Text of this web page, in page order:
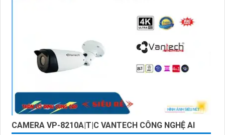
CAMERA VP-8210A|T|C VANTECH CÔNG NGHỆ AI